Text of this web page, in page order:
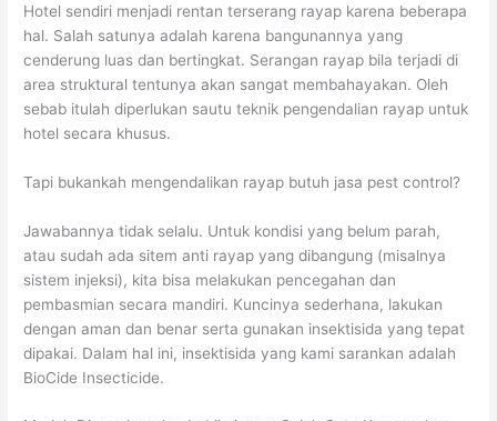
Hotel sendiri menjadi rentan terserang rayap karena beberapa
hal. Salah satunya adalah karena bangunannya yang
cenderung luas dan bertingkat. Serangan rayap bila terjadi di
area struktural tentunya akan sangat membahayakan. Oleh
sebab itulah diperlukan sautu teknik pengendalian rayap untuk
hotel secara khusus.
Tapi bukankah mengendalikan rayap butuh jasa pest control?
Jawabannya tidak selalu. Untuk kondisi yang belum parah,
atau sudah ada sitem anti rayap yang dibangung (misalnya
sistem injeksi), kita bisa melakukan pencegahan dan
pembasmian secara mandiri. Kuncinya sederhana, lakukan
dengan aman dan benar serta gunakan insektisida yang tepat
dipakai. Dalam hal ini, insektisida yang kami sarankan adalah
BioCide Insecticide.